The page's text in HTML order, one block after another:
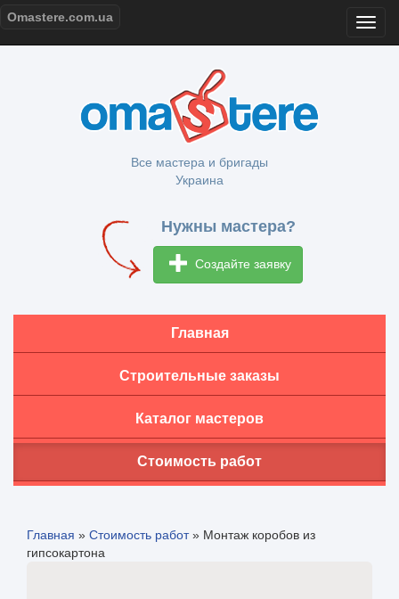
Omastere.com.ua
Все мастера и бригады
Украина
Нужны мастера?
Создайте заявку
Главная
Строительные заказы
Каталог мастеров
Стоимость работ
Главная » Стоимость работ» Монтаж коробов из
гипсокартона